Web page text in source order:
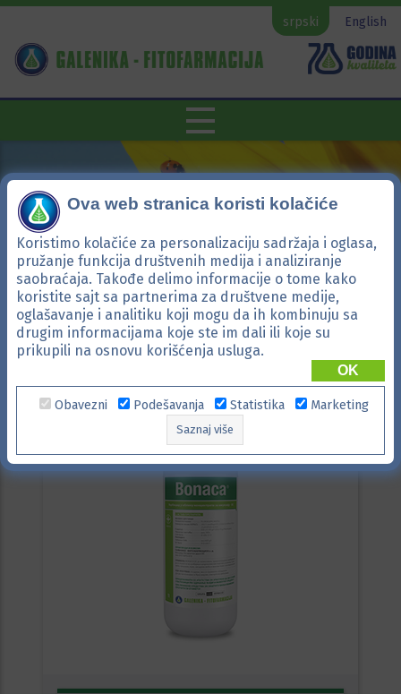
srpski English
Bonaca EC
Ova web stranica koristi kolačiće
Koristimo kolačiće za personalizaciju sadržaja i oglasa,
pružanje funkcija društvenih medija i analiziranje
saobraćaja. Takođe delimo informacije o tome kako
koristite sajt sa partnerima za društvene medije,
oglašavanje i analitiku koji mogu da ih kombinuju sa
drugim informacijama koje ste im dali ili koje su
prikupili na osnovu korišćenja usluga.
OK
Obavezni Podešavanja Statistika Marketing
Saznaj više